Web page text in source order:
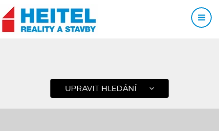
UPRAVIT HLEDÁNÍ